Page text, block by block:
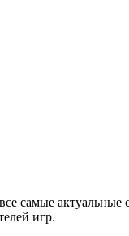
самые
игр.